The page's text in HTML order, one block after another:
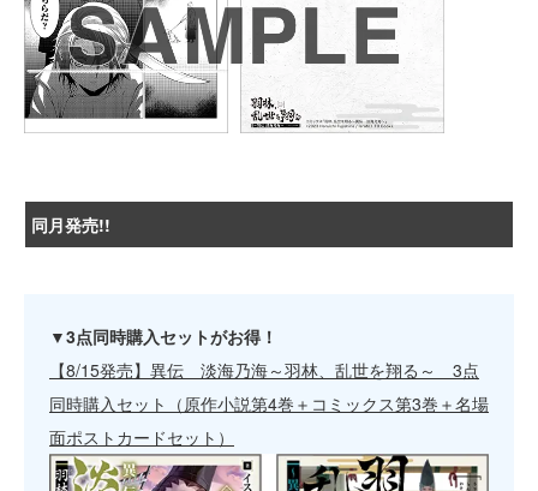
同月発売!!
▼3点同時購入セットがお得！
【8/15発売】異伝 淡海乃海～羽林、乱世を翔る～ 3点
同時購入セット（原作小説第4巻＋コミックス第3巻＋名場
面ポストカードセット）